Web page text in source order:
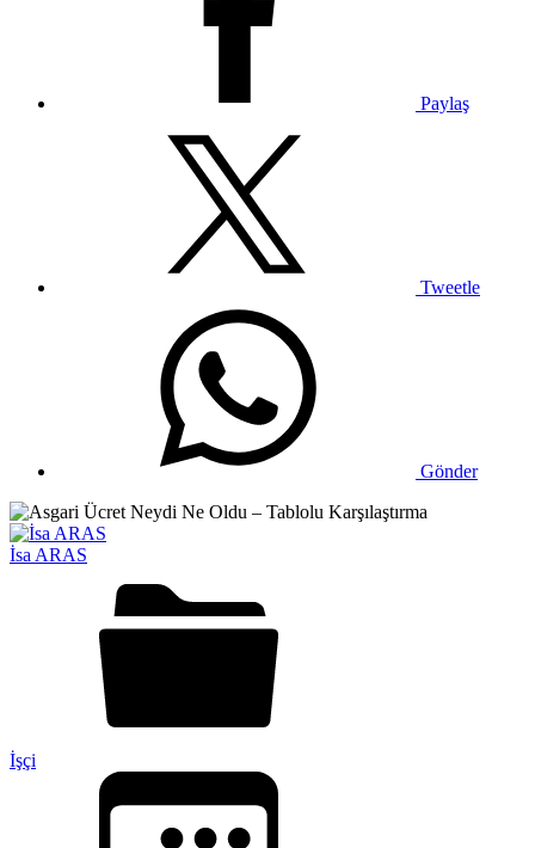
Paylaş
Tweetle
Gönder
İsa ARAS
İşçi